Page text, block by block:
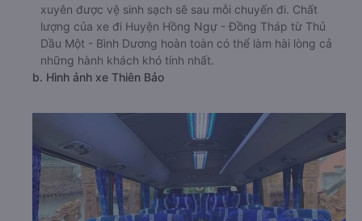
xuyên được vệ sinh sạch sẽ sau mỗi chuyến đi. Chất
lượng của xe đi Huyện Hồng Ngự - Đồng Tháp từ Thủ
Dầu Một - Bình Dương hoàn toàn có thể làm hài lòng cả
những hành khách khó tính nhất.
b. Hình ảnh xe Thiên Bảo